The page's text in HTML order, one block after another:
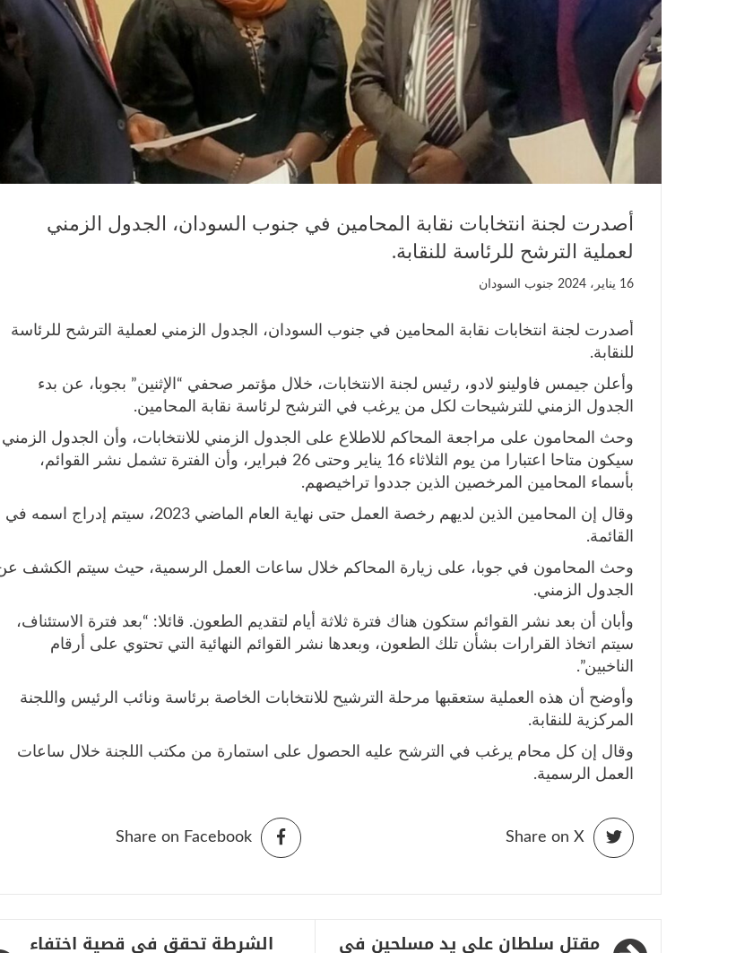
أصدرت لجنة انتخابات نقابة المحامين في جنوب السودان، الجدول الزمني
لعملية الترشح للرئاسة للنقابة.
16 يناير، 2024 جنوب السودان
أصدرت لجنة انتخابات نقابة المحامين في جنوب السودان، الجدول الزمني لعملية الترشح للرئاسة
للنقابة.
وأعلن جيمس فاولينو لادو، رئيس لجنة الانتخابات، خلال مؤتمر صحفي “الإثنين” بجوبا، عن بدء
الجدول الزمني للترشيحات لكل من يرغب في الترشح لرئاسة نقابة المحامين.
وحث المحامون على مراجعة المحاكم للاطلاع على الجدول الزمني للانتخابات، وأن الجدول الزمني
سيكون متاحا اعتبارا من يوم الثلاثاء 16 يناير وحتى 26 فبراير، وأن الفترة تشمل نشر القوائم،
بأسماء المحامين المرخصين الذين جددوا تراخيصهم.
وقال إن المحامين الذين لديهم رخصة العمل حتى نهاية العام الماضي 2023، سيتم إدراج اسمه في
القائمة.
وحث المحامون في جوبا، على زيارة المحاكم خلال ساعات العمل الرسمية، حيث سيتم الكشف
الجدول الزمني.
وأبان أن بعد نشر القوائم ستكون هناك فترة ثلاثة أيام لتقديم الطعون. قائلا: “بعد فترة الاستئناف،
سيتم اتخاذ القرارات بشأن تلك الطعون، وبعدها نشر القوائم النهائية التي تحتوي على أرقام
الناخبين”.
وأوضح أن هذه العملية ستعقبها مرحلة الترشيح للانتخابات الخاصة برئاسة ونائب الرئيس واللجنة
المركزية للنقابة.
وقال إن كل محام يرغب في الترشح عليه الحصول على استمارة من مكتب اللجنة خلال ساعات
العمل الرسمية.
Share on Facebook Share on X
تصفّحمقتل سلطان على يد مسلحين في الشرطة تحقق في قصية اختفاء